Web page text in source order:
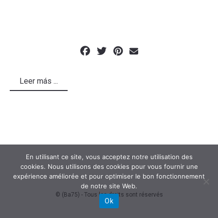
Leer más ...
© (Ba75) - Tous les droits sont réservés
En utilisant ce site, vous acceptez notre utilisation des
cookies. Nous utilisons des cookies pour vous fournir une
expérience améliorée et pour optimiser le bon fonctionnement
de notre site Web.
Ok